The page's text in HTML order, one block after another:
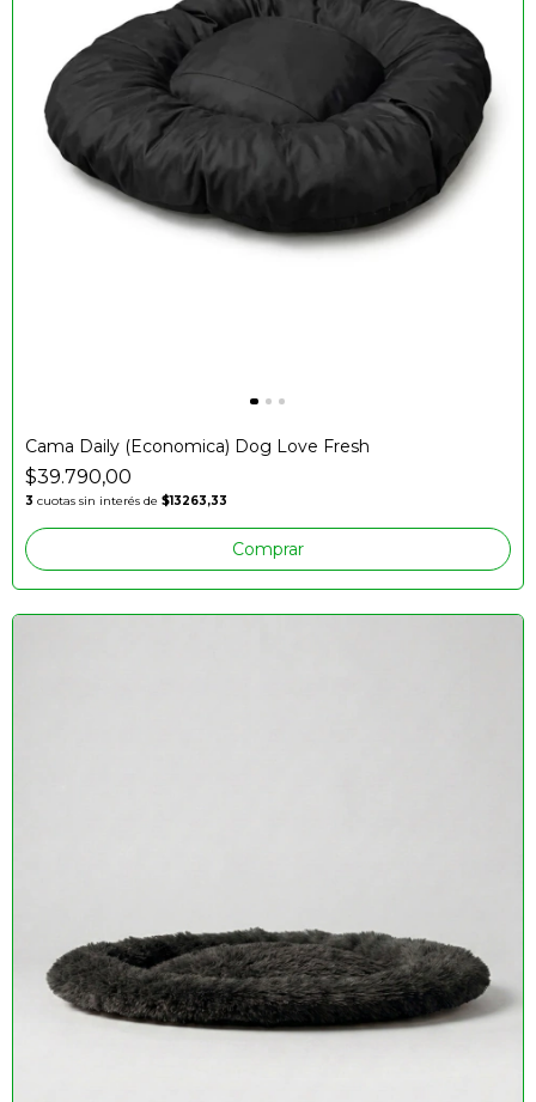
Cama Daily (Economica) Dog Love Fresh
$39.790,00
3 cuotas sin interés de $13263,33
Comprar